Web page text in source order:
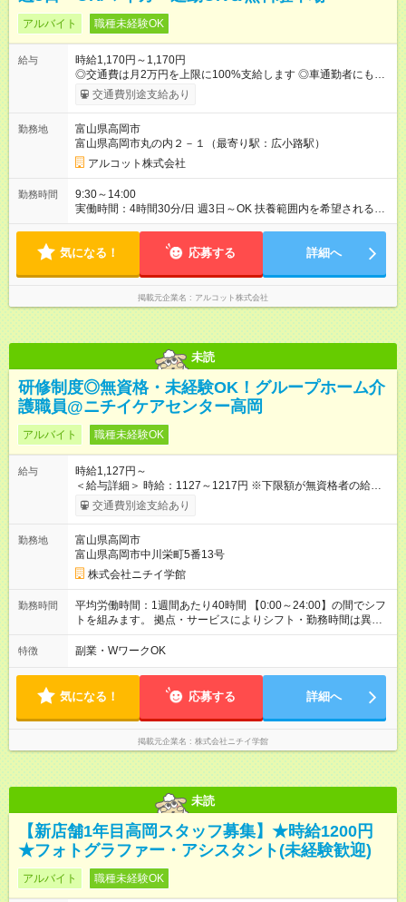
アルバイト 職種未経験OK
給与
時給1,170円～1,170円
◎交通費は月2万円を上限に100%支給します ◎車通勤者にもガ
ソリン代相当を支給（片道2km以上） ◎研修期間中の時給変更
はありません（未経験者も表示時給でスタート） 【試用期間】
交通費別途支給あり
勤務地
富山県高岡市
富山県高岡市丸の内２－１（最寄り駅：広小路駅）
アルコット株式会社
勤務時間
9:30～14:00
実働時間：4時間30分/日 週3日～OK 扶養範囲内を希望される方
は週３～４日程度のシフトで範囲内をカバーします 社会保険加
件を満たします。 いずれにしても、あなたの希望をまずお聞か
気になる！ 応募する 詳細へ
掲載元企業名 アルコット株式会社
未読
研修制度◎無資格・未経験OK！グループホーム介
護職員@ニチイケアセンター高岡
アルバイト 職種未経験OK
給与
時給1,127円～
＜給与詳細＞ 時給：1127～1217円 ※下限額が無資格者の給与
です。 【試用期間】試用期間あり 試用期間の長さ：3ヶ月 雇用
形態、給与は本採用時と同じです。
交通費別途支給あり
勤務地
富山県高岡市
富山県高岡市中川栄町5番13号
株式会社ニチイ学館
勤務時間
平均労働時間：1週間あたり40時間 【0:00～24:00】の間でシフ
トを組みます。 拠点・サービスによりシフト・勤務時間は異な
ります。 ＜シフト例＞ 早番：7:30～16:30 日勤：9:00～18:00
遅番：10:30～19:30 夜勤：16:30～翌9:30 ※上記は一例です。
たり40時間 【0:00～24:00】の間でシフトを組みます。 拠点・
サービスによりシフト・勤務時間は異なります。 ＜シフト例＞
早番：7:30～16:30 日勤：9:00～18:00 遅番：10:30～19:30 夜
勤：16:30～翌9:30 ※上記は一例です。 ※勤務日数や時間帯はご
相談ください。
特徴 副業・WワークOK
気になる！ 応募する 詳細へ
掲載元企業名 株式会社ニチイ学館
未読
【新店舗1年目高岡スタッフ募集】★時給1200円
★フォトグラファー・アシスタント(未経験歓迎)
アルバイト 職種未経験OK